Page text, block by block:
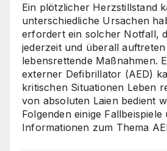
Ein plötzlicher Herzstillstand
unterschiedliche Ursachen
erfordert ein solcher Notfall,
jederzeit und überall
lebensrettende Maßnahmen.
externer Defibrillator (AED)
kritischen Situationen Leben
von absoluten Laien bedient
Folgenden einige Fallbeispiele
Informationen zum Thema